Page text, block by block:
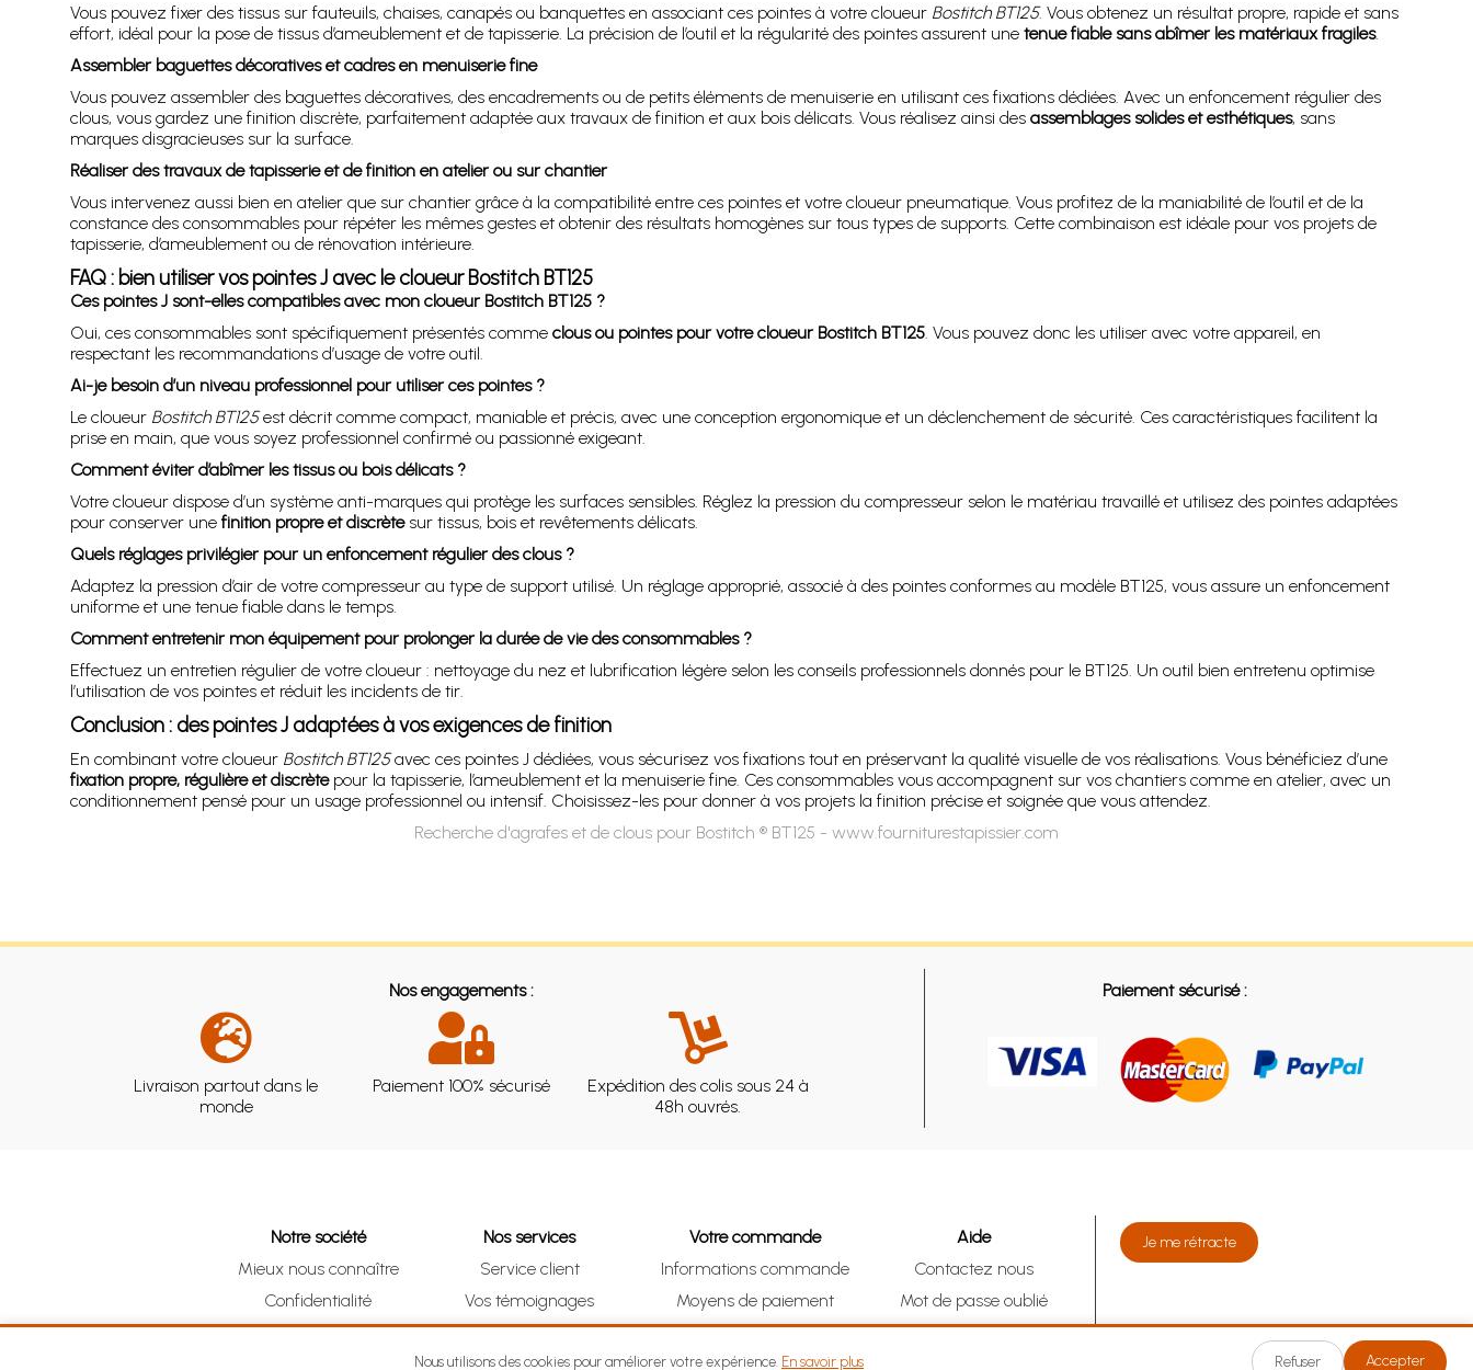
Vous pouvez fixer des tissus sur fauteuils, chaises, canapés ou banquettes en associant ces pointes à votre cloueur Bostitch BT125. Vous obtenez un résultat propre, rapide et sans
effort, idéal pour la pose de tissus d’ameublement et de tapisserie. La précision de l’outil et la régularité des pointes assurent une tenue fiable sans abîmer les matériaux fragiles.
Assembler baguettes décoratives et cadres en menuiserie fine
Vous pouvez assembler des baguettes décoratives, des encadrements ou de petits éléments de menuiserie en utilisant ces fixations dédiées. Avec un enfoncement régulier des
clous, vous gardez une finition discrète, parfaitement adaptée aux travaux de finition et aux bois délicats. Vous réalisez ainsi des assemblages solides et esthétiques, sans
marques disgracieuses sur la surface.
Réaliser des travaux de tapisserie et de finition en atelier ou sur chantier
Vous intervenez aussi bien en atelier que sur chantier grâce à la compatibilité entre ces pointes et votre cloueur pneumatique. Vous profitez de la maniabilité de l’outil et de la
constance des consommables pour répéter les mêmes gestes et obtenir des résultats homogènes sur tous types de supports. Cette combinaison est idéale pour vos projets de
tapisserie, d’ameublement ou de rénovation intérieure.
FAQ : bien utiliser vos pointes J avec le cloueur Bostitch BT125
Ces pointes J sont-elles compatibles avec mon cloueur Bostitch BT125 ?
Oui, ces consommables sont spécifiquement présentés comme clous ou pointes pour votre cloueur Bostitch BT125. Vous pouvez donc les utiliser avec votre appareil, en
respectant les recommandations d’usage de votre outil.
Ai-je besoin d’un niveau professionnel pour utiliser ces pointes ?
Le cloueur Bostitch BT125est décrit comme compact, maniable et précis, avec une conception ergonomique et un déclenchement de sécurité. Ces caractéristiques facilitent la
prise en main, que vous soyez professionnel confirmé ou passionné exigeant.
Comment éviter d’abîmer les tissus ou bois délicats ?
Votre cloueur dispose d’un système anti-marques qui protège les surfaces sensibles. Réglez la pression du compresseur selon le matériau travaillé et utilisez des pointes adaptées
pour conserver une finition propre et discrètesur tissus, bois et revêtements délicats.
Quels réglages privilégier pour un enfoncement régulier des clous ?
Adaptez la pression d’air de votre compresseur au type de support utilisé. Un réglage approprié, associé à des pointes conformes au modèle BT125, vous assure un enfoncement
uniforme et une tenue fiable dans le temps.
Comment entretenir mon équipement pour prolonger la durée de vie des consommables ?
Effectuez un entretien régulier de votre cloueur : nettoyage du nez et lubrification légère selon les conseils professionnels donnés pour le BT125. Un outil bien entretenu optimise
l’utilisation de vos pointes et réduit les incidents de tir.
Conclusion : des pointes J adaptées à vos exigences de finition
En combinant votre cloueur Bostitch BT125avec ces pointes J dédiées, vous sécurisez vos fixations tout en préservant la qualité visuelle de vos réalisations. Vous bénéficiez d’une
fixation propre, régulière et discrètepour la tapisserie, l’ameublement et la menuiserie fine. Ces consommables vous accompagnent sur vos chantiers comme en atelier, avec un
conditionnement pensé pour un usage professionnel ou intensif. Choisissez-les pour donner à vos projets la finition précise et soignée que vous attendez.
Recherche d'agrafes et de clous pour Bostitch ® BT125 - www.fourniturestapissier.com
Nos engagements :
Livraison partout dans le
monde
Paiement 100% sécurisé
Expédition des colis sous 24 à
48h ouvrés.
Paiement sécurisé :
Notre société
Mieux nous connaître
Confidentialité
CGV
Nos services
Service client
Vos témoignages
Clic & Collect (DRIVE)
Votre commande
Informations commande
Moyens de paiement
Suivre vos achats
Aide
Contactez nous
Mot de passe oublié
Je me rétracte
Je me rétracte
Nous utilisons des cookies pour améliorer votre expérience. En savoir plus Refuser Accepter